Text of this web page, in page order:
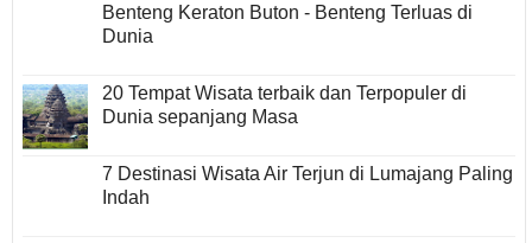
Benteng Keraton Buton - Benteng Terluas di
Dunia
20 Tempat Wisata terbaik dan Terpopuler di
Dunia sepanjang Masa
7 Destinasi Wisata Air Terjun di Lumajang Paling
Indah